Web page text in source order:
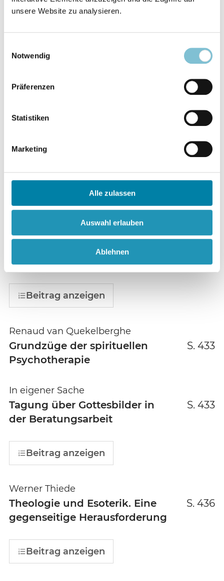
unsere Website zu analysieren.
Notwendig
Präferenzen
Statistiken
Marketing
Alle zulassen
Auswahl erlauben
Ablehnen
Beitrag anzeigen
Ufo-Sichtung
S. 432
Psychologie der Spiritualität.
S. 433
Beitrag anzeigen
Religionspsychologie S. 433
Beitrag anzeigen
Renaud van Quekelberghe
Grundzüge der spirituellen
Psychotherapie
S. 433
In eigener Sache
Tagung über Gottesbilder in
der Beratungsarbeit
S. 433
Beitrag anzeigen
Werner Thiede
Theologie und Esoterik. Eine
gegenseitige Herausforderung
S. 436
Beitrag anzeigen